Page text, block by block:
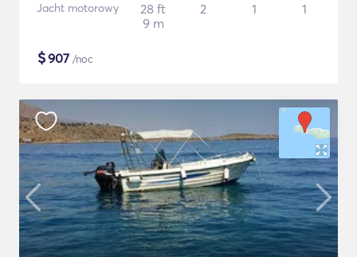
Jacht motorowy
28 ft
9 m
2 1 1
$907 /noc